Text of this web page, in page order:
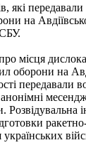
які
на
місця
оборони на
передавали